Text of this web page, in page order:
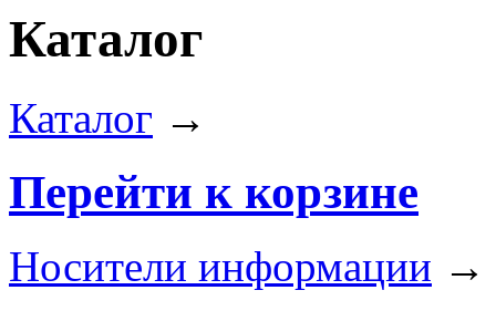
Каталог
Каталог →
Перейти к корзине
Носители информации →